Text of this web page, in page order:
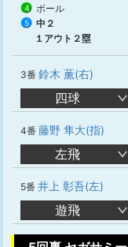
4 ボール
5
中２
１アウト２塁
3番 鈴木 薫(右)
四球
4番 藤野 隼大(指)
左飛
5番 井上 彰吾(左)
遊飛